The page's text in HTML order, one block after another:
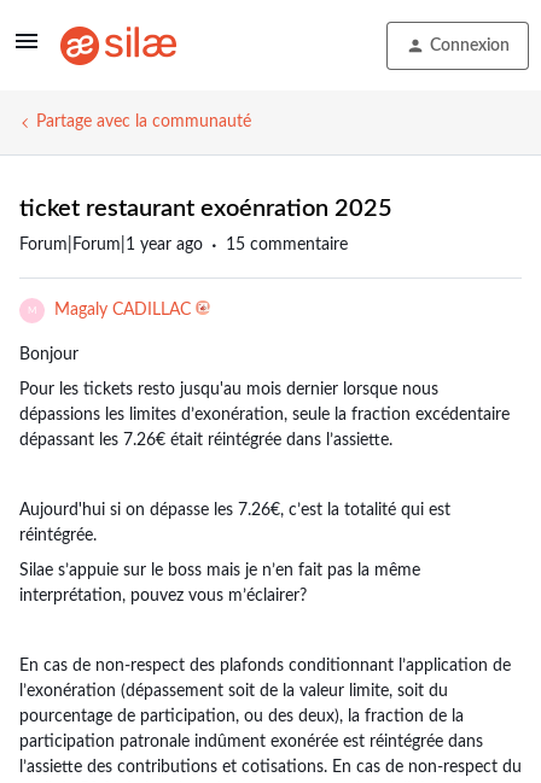
Connexion
Partage avec la communauté
ticket restaurant exoénration 2025
Forum|Forum|1 year ago 15 commentaire
M Magaly CADILLAC
Bonjour
Pour les tickets resto jusqu'au mois dernier lorsque nous
dépassions les limites d’exonération, seule la fraction excédentaire
dépassant les 7.26€ était réintégrée dans l’assiette.
Aujourd'hui si on dépasse les 7.26€, c’est la totalité qui est
réintégrée.
Silae s’appuie sur le boss mais je n’en fait pas la même
interprétation, pouvez vous m’éclairer?
En cas de non-respect des plafonds conditionnant l’application de
l’exonération (dépassement soit de la valeur limite, soit du
pourcentage de participation, ou des deux), la fraction de la
participation patronale indûment exonérée est réintégrée dans
l’assiette des contributions et cotisations. En cas de non-respect du